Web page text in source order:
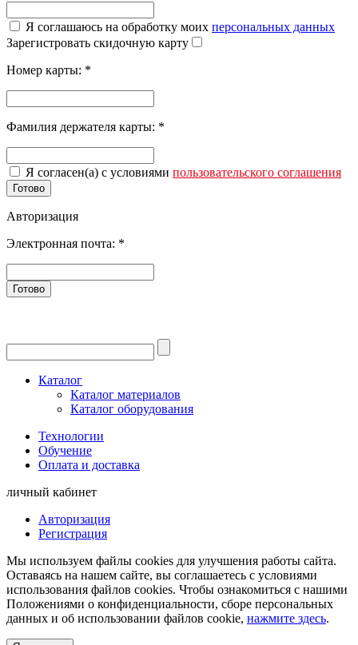
Я соглашаюсь на обработку моих персональных данных
Зарегистровать скидочную карту
Номер карты: *
Фамилия держателя карты: *
Я согласен(а) с условиями пользовательского соглашения
Готово
Авторизация
Электронная почта: *
Готово
Каталог
Каталог материалов
Каталог оборудования
Технологии
Обучение
Оплата и доставка
личный кабинет
Авторизация
Регистрация
Мы используем файлы cookies для улучшения работы сайта.
Оставаясь на нашем сайте, вы соглашаетесь с условиями
использования файлов cookies. Чтобы ознакомиться с нашими
Положениями о конфиденциальности, сборе персональных
данных и об использовании файлов cookie, нажмите здесь.